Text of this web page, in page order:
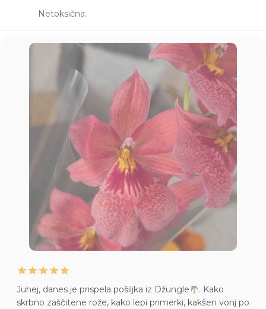
Netoksična.
Juhej, danes je prispela pošiljka iz Džungle
. Kako
skrbno zaščitene rože, kako lepi primerki, kakšen vonj po